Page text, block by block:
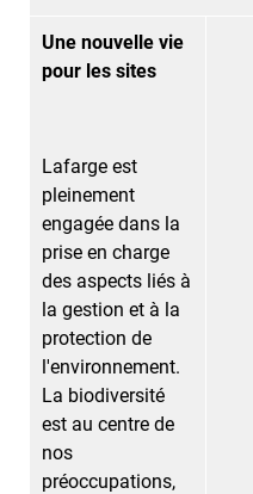
Une nouvelle vie
pour les sites
Lafarge est
pleinement
engagée dans la
prise en charge
des aspects liés à
la gestion et à la
protection de
l'environnement.
La biodiversité
est au centre de
nos
préoccupations,